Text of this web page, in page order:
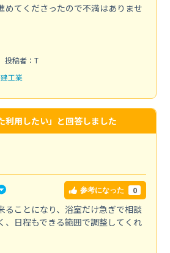
めてくださったので不満はありませ
投稿者：T
工業
利用したい」と回答しました
参考になった 0
ることになり、浴室だけ急ぎで相談
、日程もできる範囲で調整してくれ